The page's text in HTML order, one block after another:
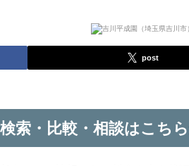
post
索・比較・相談はこち